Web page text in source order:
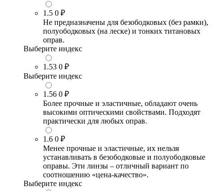
1.5 0 ₽
Не предназначены для безободковых (без рамки),
полуободковых (на леске) и тонких титановых
оправ.
Выберите индекс
1.53 0 ₽
Выберите индекс
1.56 0 ₽
Более прочные и эластичные, обладают очень
высокими оптическими свойствами. Подходят
практически для любых оправ.
1.6 0 ₽
Менее прочные и эластичные, их нельзя
устанавливать в безободковые и полуободковые
оправы. Эти линзы – отличный вариант по
соотношению «цена-качество».
Выберите индекс